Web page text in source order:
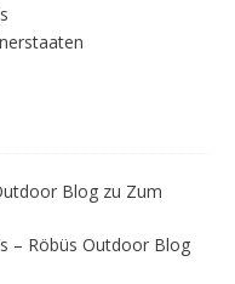
Blog zu Zum
– Röbüs Outdoor Blog